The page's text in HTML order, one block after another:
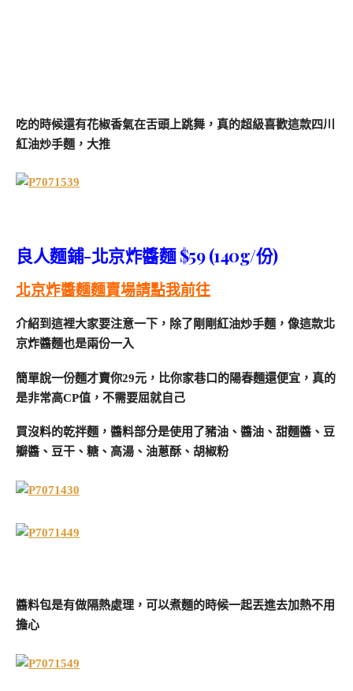
吃的時候還有花椒香氣在舌頭上跳舞，真的超級喜歡這款四川
紅油炒手麵，大推
良人麵鋪-北京炸醬麵 $59 (140g/份)
北京炸醬麵麵賣場請點我前往
介紹到這裡大家要注意一下，除了剛剛紅油炒手麵，像這款北
京炸醬麵也是兩份一入
簡單說一份麵才賣你29元，比你家巷口的陽春麵還便宜，真的
是非常高CP值，不需要屈就自己
買沒料的乾拌麵，醬料部分是使用了豬油、醬油、甜麵醬、豆
瓣醬、豆干、糖、高湯、油蔥酥、胡椒粉
醬料包是有做隔熱處理，可以煮麵的時候一起丟進去加熱不用
擔心